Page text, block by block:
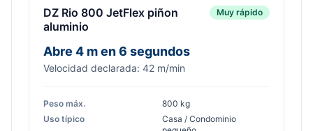
DZ Rio 800 JetFlex piñon
aluminio
Muy rápido
Abre 4 m en 6 segundos
Velocidad declarada: 42 m/min
Peso máx.
800 kg
Uso típico
Casa / Condominio